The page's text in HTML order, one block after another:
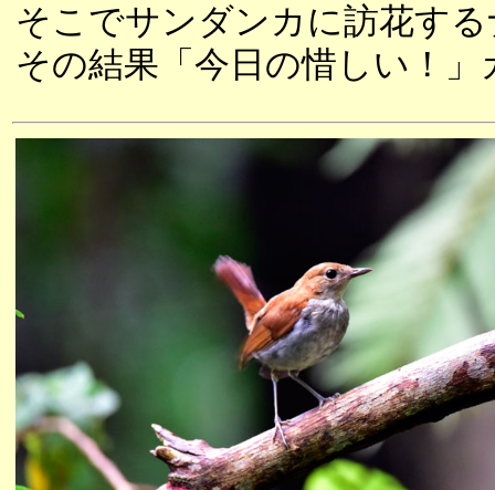
そこでサンダンカに訪花す
その結果「今日の惜しい！